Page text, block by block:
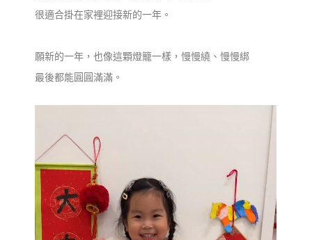
很適合掛在家裡迎接新的一年。
願新的一年，也像這顆燈籠一樣，慢慢繞、慢慢綁
最後都能圓圓滿滿。